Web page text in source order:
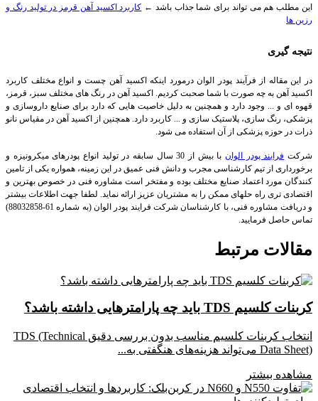
این مطلب هم می تواند برای شما جذاب باشد ← کاربرد اکسید آهن قرمز در تولید رنگ و
رزین ها
نتیجه گیری
در این مقاله از فرآیند پودر الوان درمورد اینکه اکسید آهن چست و انواع مختلف کاربرد
اکسید آهن به چه صورت با شما صحبت کردیم. اکسید آهن در رنگ های مختلف سبز، قرمز،
قهوه ای و ... وجود دارد و همچنین به دلیل خاصیت هایی که دارد برای صنایع داروسازی و
پزشکی، رنگ سازی، پلاستیک سازی و ... کاربرد دارد. همچنین از اکسید آهن در مقیاس نانو
ذرات در حوزه پزشکی از آن استفاده می شود.
شرکت فرایند پودر الوان
با بیش از 30 سال سابقه در تولید انواع پودرهای میکرونیزه و
برخورداری از تیم کارشناسی مجرب و دانش فنی عمیق در این زمینه، همواره یکی از تامین
کنندگان مورد اعتماد صنایع مختلف بوده و مفتخر است مشاوره فنی در خصوص بهترین و
اقتصادی تری راه حلهای ممکن را به مشتریان عزیز ارائه نماید. لطفا جهت اطلاعات بیشتر
و دریافت مشاوره فنی، با کارشناسان شرکت فرایند پودر الوان (به شماره 61-88032858)
تماس حاصل فرمایید.
مقالات مرتبط
کربنات کلسیم TDS باید چه پارامترهایی داشته باشد؟
انتخاب کربنات کلسیم مناسب بدون بررسی دقیق TDS (Technical
Data Sheet) می‌تواند هزینه‌های هنگفتی به...
مشاهده بیشتر